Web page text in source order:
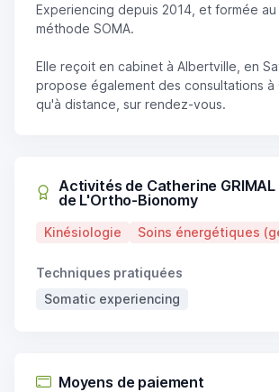
Experiencing depuis 2014, et formée au
méthode SOMA.
Elle reçoit en cabinet à Albertville, en
propose également des consultations à
qu'à distance, sur rendez-vous.
Activités de Catherine
de L'Ortho-Bionomy
Kinésiologie Soins énergétiques
Techniques pratiquées
Somatic experiencing
Moyens de paiement